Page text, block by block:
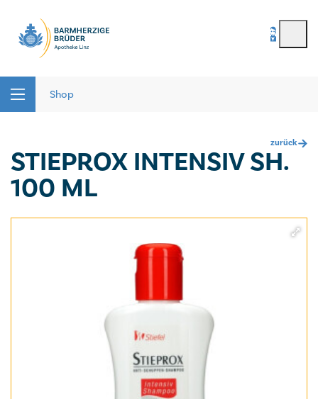
Passwort vergessen
registrieren
Shop
zurück
STIEPROX INTENSIV SH.
100 ML